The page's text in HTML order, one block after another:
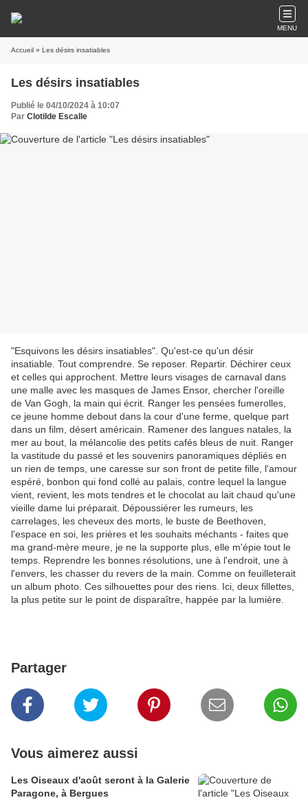
MENU
Accueil » Les désirs insatiables
Les désirs insatiables
Publié le 04/10/2024 à 10:07
Par Clotilde Escalle
"Esquivons les désirs insatiables". Qu'est-ce qu'un désir
insatiable. Tout comprendre. Se reposer. Repartir. Déchirer ceux
et celles qui approchent. Mettre leurs visages de carnaval dans
une malle avec les masques de James Ensor, chercher l'oreille
de Van Gogh, la main qui écrit. Ranger les pensées fumerolles,
ce jeune homme debout dans la cour d'une ferme, quelque part
dans un film, désert américain. Ramener des langues natales, la
mer au bout, la mélancolie des petits cafés bleus de nuit. Ranger
la vastitude du passé et les souvenirs panoramiques dépliés en
un rien de temps, une caresse sur son front de petite fille, l'amour
espéré, bonbon qui fond collé au palais, contre lequel la langue
vient, revient, les mots tendres et le chocolat au lait chaud qu'une
vieille dame lui préparait. Dépoussiérer les rumeurs, les
carrelages, les cheveux des morts, le buste de Beethoven,
l'espace en soi, les prières et les souhaits méchants - faites que
ma grand-mère meure, je ne la supporte plus, elle m'épie tout le
temps. Reprendre les bonnes résolutions, une à l'endroit, une à
l'envers, les chasser du revers de la main. Comme on feuilleterait
un album photo. Ces silhouettes pour des riens. Ici, deux fillettes,
la plus petite sur le point de disparaître, happée par la lumière.
Partager
Vous aimerez aussi
Les Oiseaux d'août seront à la Galerie
Paragone, à Bergues